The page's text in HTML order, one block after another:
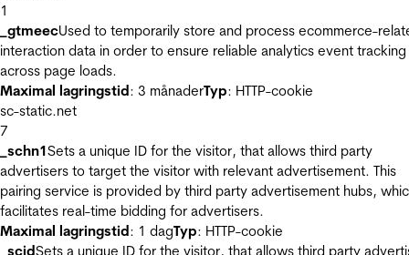
1
_gtmeecUsed to temporarily store and process ecommerce-
interaction data in order to ensure reliable analytics event tracking
across page loads.
Maximal lagringstid: 3 månaderTyp: HTTP-cookie
sc-static.net
7
_schn1Sets a unique ID for the visitor, that allows third party
advertisers to target the visitor with relevant advertisement. This
pairing service is provided by third party advertisement hubs,
facilitates real-time bidding for advertisers.
Maximal lagringstid: 1 dagTyp: HTTP-cookie
_scidSets a unique ID for the visitor, that allows third party